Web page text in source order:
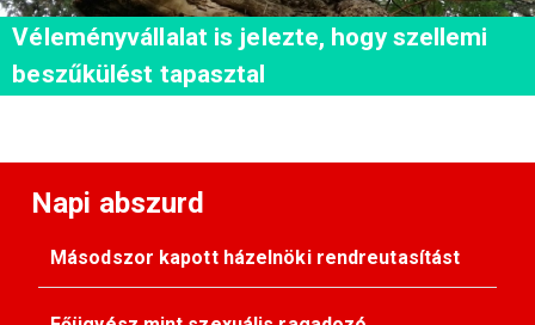
Véleményvállalat is jelezte, hogy szellemi
beszűkülést tapasztal
Napi abszurd
Másodszor kapott házelnöki rendreutasítást